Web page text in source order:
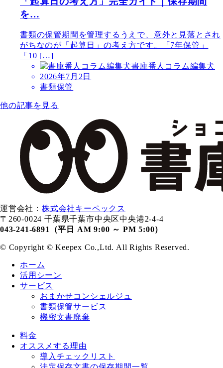
を…
書類の保管期間を管理するうえで、意外と見落とされ
がちなのが「起算日」の考え方です。「7年保管」
「10 […]
書庫番人コラム編集犬
2026年7月2日
書類保管
他の記事を見る
運営会社： 株式会社キーペックス
〒260-0024 千葉県千葉市中央区中央港2-4-4
043-241-6891（平日 AM 9:00 ～ PM 5:00）
© Copyright ©️ Keepex Co.,Ltd. All Rights Reserved.
ホーム
活用シーン
サービス
おまかせコンシェルジュ
書類保管サービス
機密文書廃棄
料金
オススメする理由
導入チェックリスト